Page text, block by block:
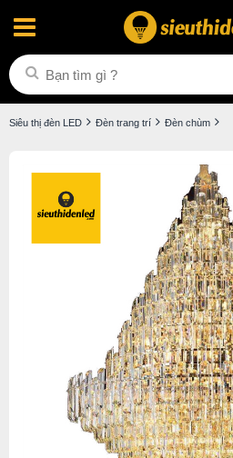
Siêu thị đèn LED Đèn trang trí Đèn chùm